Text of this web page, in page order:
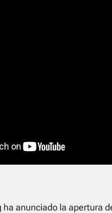
ha anunciado la apertura